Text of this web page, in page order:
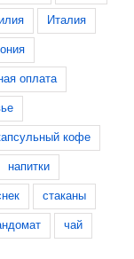
Италия
оплата
кофе
напитки
стаканы
чай